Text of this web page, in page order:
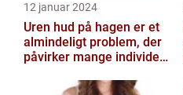
12 januar 2024
Uren hud på hagen er et
almindeligt problem, der
påvirker mange individer,
interesse...